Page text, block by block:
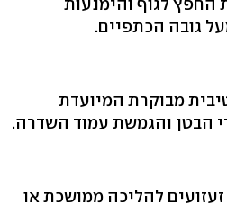
גובה הכתפיים.
מבוקרת המיועדת
הבטן והגמשת עמוד השדרה.
להליכה ממושכת או